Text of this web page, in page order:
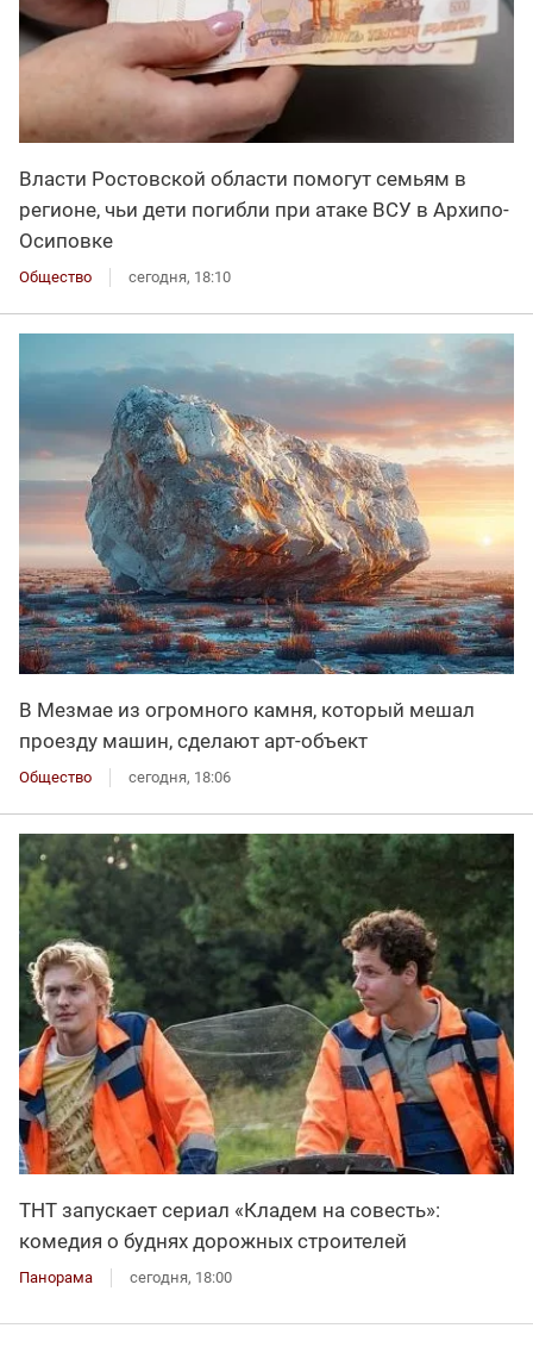
Власти Ростовской области помогут семьям в
регионе, чьи дети погибли при атаке ВСУ в Архипо-
Осиповке
Общество сегодня, 18:10
В Мезмае из огромного камня, который мешал
проезду машин, сделают арт-объект
Общество сегодня, 18:06
ТНТ запускает сериал «Кладем на совесть»:
комедия о буднях дорожных строителей
Панорама сегодня, 18:00